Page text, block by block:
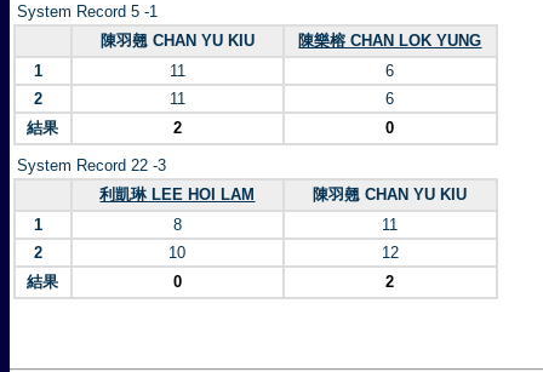
System Record 5 -1
陳羽翹 CHAN YU KIU
陳樂榕 CHAN LOK YUNG
1
11
6
2
11
6
結果
2 0
System Record 22 -3
利凱琳 LEE HOI LAM
陳羽翹 CHAN YU KIU
1
8
11
2
10
12
結果
0 2